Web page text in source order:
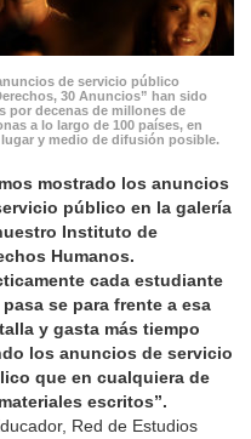
de servicio público
30 Anuncios” han sido
por decenas de millones de
a lo largo de 100 países, en
lugar y medio de difusión posible.
mostrado los anuncios
público en la galería
Instituto de
Humanos.
cada estudiante
se para frente a esa
y gasta más tiempo
los anuncios de servicio
que en cualquiera de
escritos”.
Red de Estudios